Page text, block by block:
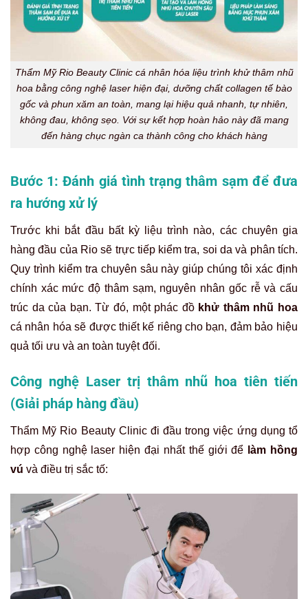
Thẩm Mỹ Rio Beauty Clinic cá nhân hóa liệu trình khử thâm nhũ
hoa bằng công nghệ laser hiện đại, dưỡng chất collagen tế bào
gốc và phun xăm an toàn, mang lại hiệu quả nhanh, tự nhiên,
không đau, không sẹo. Với sự kết hợp hoàn hảo này đã mang
đến hàng chục ngàn ca thành công cho khách hàng
Bước 1: Đánh giá tình trạng thâm sạm để đưa
ra hướng xử lý
Trước khi bắt đầu bất kỳ liệu trình nào, các chuyên gia
hàng đầu của Rio sẽ trực tiếp kiểm tra, soi da và phân tích.
Quy trình kiểm tra chuyên sâu này giúp chúng tôi xác định
chính xác mức độ thâm sạm, nguyên nhân gốc rễ và cấu
trúc da của bạn. Từ đó, một phác đồ khử thâm nhũ hoa
cá nhân hóa sẽ được thiết kế riêng cho bạn, đảm bảo hiệu
quả tối ưu và an toàn tuyệt đối.
Công nghệ Laser trị thâm nhũ hoa tiên tiến
(Giải pháp hàng đầu)
Thẩm Mỹ Rio Beauty Clinic đi đầu trong việc ứng dụng tổ
hợp công nghệ laser hiện đại nhất thế giới để làm hồng
vú và điều trị sắc tố: